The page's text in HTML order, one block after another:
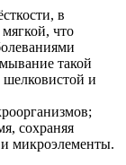
в
мягкой, что
такой
шелковистой и
сохраняя
микроэлементы.